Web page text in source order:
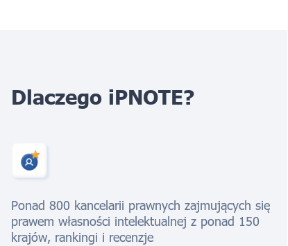
Dlaczego iPNOTE?
Ponad 800 kancelarii prawnych zajmujących się
prawem własności intelektualnej z ponad 150
krajów, rankingi i recenzje